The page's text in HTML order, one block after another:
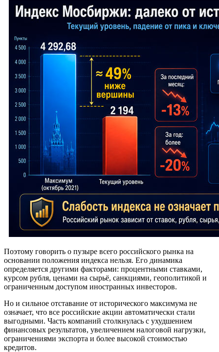
Поэтому говорить о пузыре всего российского рынка на
основании положения индекса нельзя. Его динамика
определяется другими факторами: процентными ставками,
курсом рубля, ценами на сырьё, санкциями, геополитикой и
ограниченным доступом иностранных инвесторов.
Но и сильное отставание от исторического максимума не
означает, что все российские акции автоматически стали
выгодными. Часть компаний столкнулась с ухудшением
финансовых результатов, увеличением налоговой нагрузки,
ограничениями экспорта и более высокой стоимостью
кредитов.